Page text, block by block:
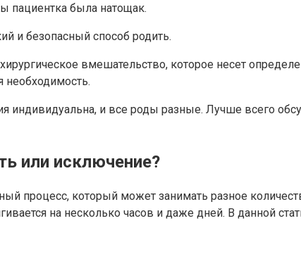
пациентка была натощак.
и безопасный способ родить.
вмешательство, которое несет
необходимость.
индивидуальна, и все роды разные. Лучше всего
или исключение?
процесс, который может занимать разное
на несколько часов и даже дней. В данной